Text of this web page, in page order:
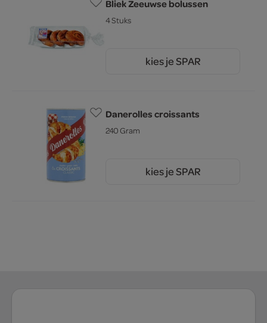
Bliek Zeeuwse bolussen
4 Stuks
kies je SPAR
Danerolles croissants
240 Gram
kies je SPAR